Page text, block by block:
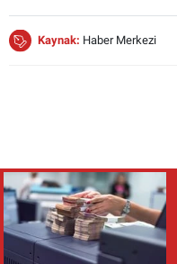
Kaynak: Haber Merkezi